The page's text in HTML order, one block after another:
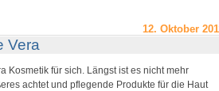
12. Oktober
Vera
Kosmetik für sich. Längst ist es nicht mehr
achtet und pflegende Produkte für die Haut